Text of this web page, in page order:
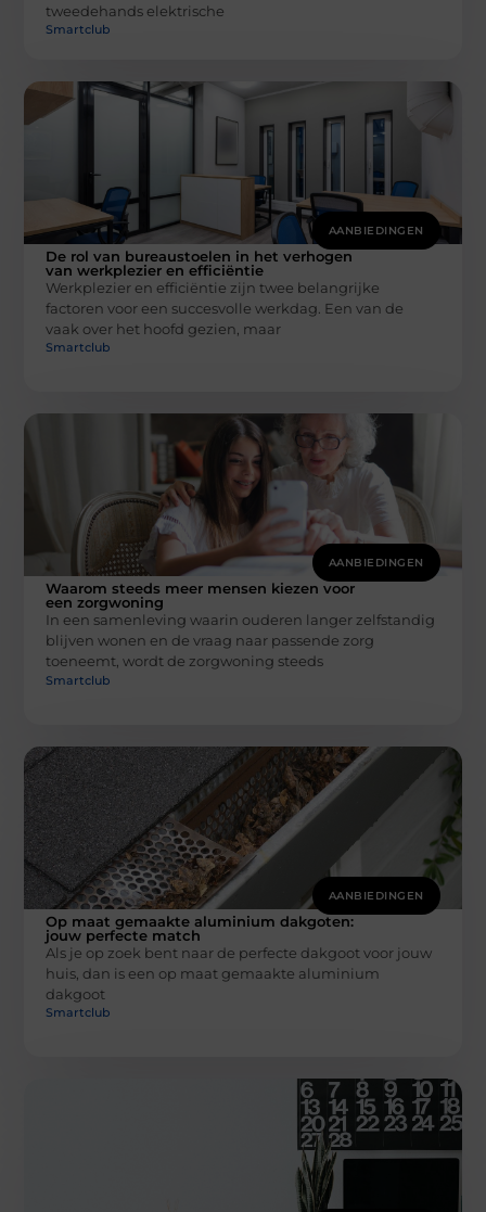
tweedehands elektrische
Smartclub
AANBIEDINGEN
De rol van bureaustoelen in het verhogen
van werkplezier en efficiëntie
Werkplezier en efficiëntie zijn twee belangrijke
factoren voor een succesvolle werkdag. Een van de
vaak over het hoofd gezien, maar
Smartclub
AANBIEDINGEN
Waarom steeds meer mensen kiezen voor
een zorgwoning
In een samenleving waarin ouderen langer zelfstandig
blijven wonen en de vraag naar passende zorg
toeneemt, wordt de zorgwoning steeds
Smartclub
AANBIEDINGEN
Op maat gemaakte aluminium dakgoten:
jouw perfecte match
Als je op zoek bent naar de perfecte dakgoot voor jouw
huis, dan is een op maat gemaakte aluminium
dakgoot
Smartclub